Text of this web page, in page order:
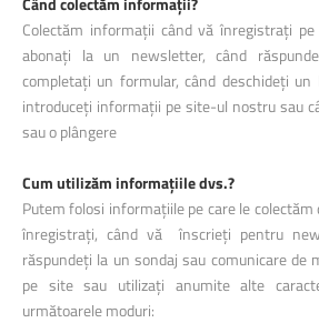
Colectăm informații când vă înregistrați
abonați la un newsletter, când
completați un formular, când deschideți
introduceți informații pe site-ul nostru sau
sau o plângere
Cum utilizăm informațiile dvs.?
Putem folosi informațiile pe care le colectăm
înregistrați, când vă înscrieți pentru
răspundeți la un sondaj sau comunicare de
pe site sau utilizați anumite alte
următoarele moduri: